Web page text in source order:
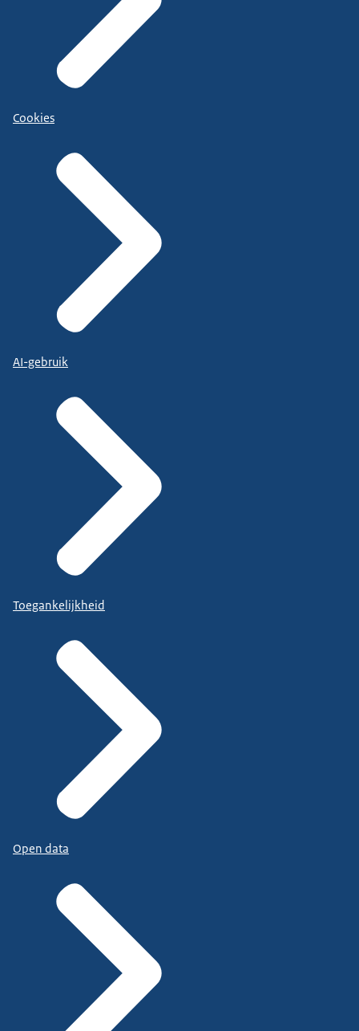
Cookies
AI-gebruik
Toegankelijkheid
Open data